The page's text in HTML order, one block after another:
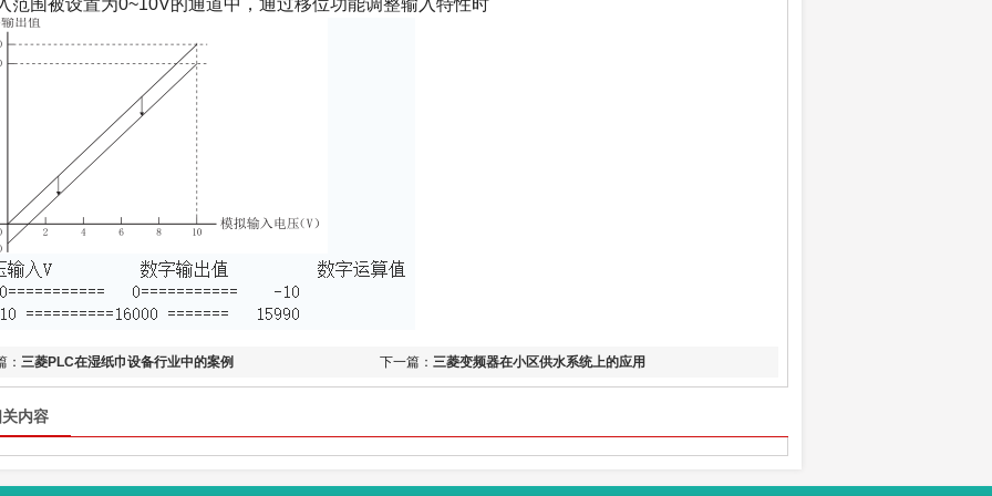
范围被设置为0~10V的通道中，通过移位功能调整输入特性时
： 三菱PLC在湿纸巾设备行业中的案例 下一篇： 三菱变频器在小区供水系统上的应用
内容